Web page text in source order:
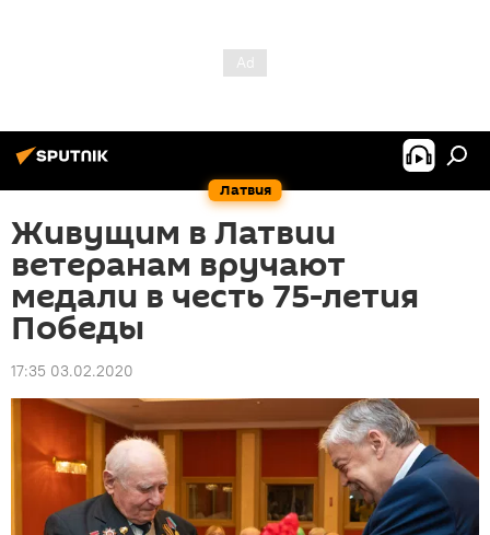
Латвия
Живущим в Латвии
ветеранам вручают
медали в честь 75-летия
Победы
17:35 03.02.2020